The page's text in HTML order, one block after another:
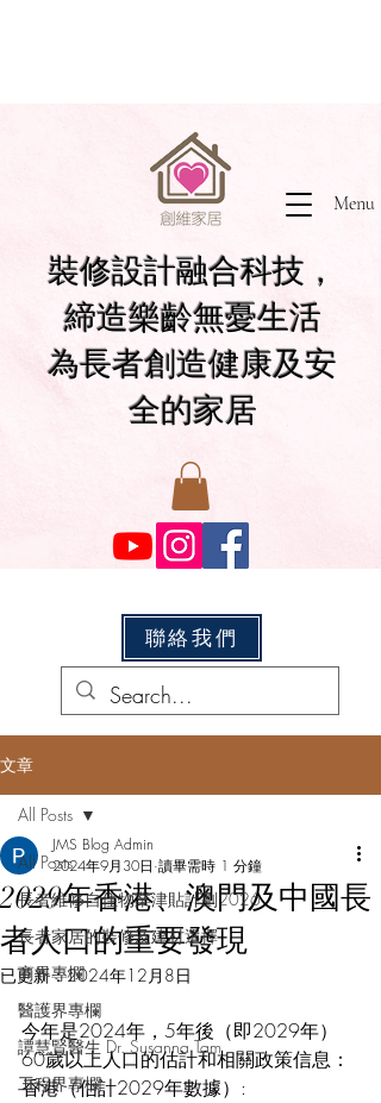
Menu
裝修設計融合科技，
締造樂齡無憂生活
為長者創造健康及安
全的家居
聯絡我們
文章
All Posts
長者維修自住物業津貼計劃2026
長者家居的裝修及建材選擇
商界專欄
醫護界專欄
譚慧賢醫生 Dr. Susanna Tam
工程界專欄
All Posts
2029年香港、澳門及中國長
者人口的重要發現
JMS Blog Admin
2024年9月30日 讀畢需時 1 分鐘
已更新：2024年12月8日
今年是2024年，5年後（即2029年）
60歲以上人口的估計和相關政策信息：
香港（估計2029年數據）: